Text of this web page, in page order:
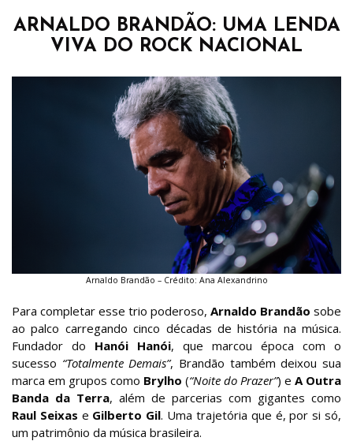
ARNALDO BRANDÃO: UMA LENDA
VIVA DO ROCK NACIONAL
Arnaldo Brandão – Crédito: Ana Alexandrino
Para completar esse trio poderoso, Arnaldo Brandão sobe
ao palco carregando cinco décadas de história na música.
Fundador do Hanói Hanói, que marcou época com o
sucesso “Totalmente Demais”, Brandão também deixou sua
marca em grupos como Brylho (“Noite do Prazer”) e A Outra
Banda da Terra, além de parcerias com gigantes como
Raul Seixas e Gilberto Gil. Uma trajetória que é, por si só,
um patrimônio da música brasileira.